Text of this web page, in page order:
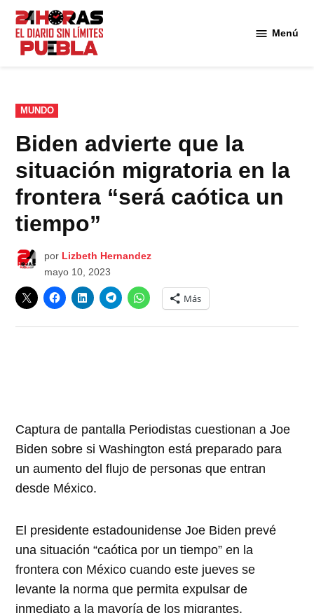
Saltar
contenido
Menú
PUBLICADO
EN
MUNDO
Biden advierte que la
situación migratoria en la
frontera “será caótica un
tiempo”
por Lizbeth Hernandez
mayo 10, 2023
Más
Captura de pantalla Periodistas cuestionan a Joe
Biden sobre si Washington está preparado para
un aumento del flujo de personas que entran
desde México.
El presidente estadounidense Joe Biden prevé
una situación “caótica por un tiempo” en la
frontera con México cuando este jueves se
levante la norma que permita expulsar de
inmediato a la mayoría de los migrantes.